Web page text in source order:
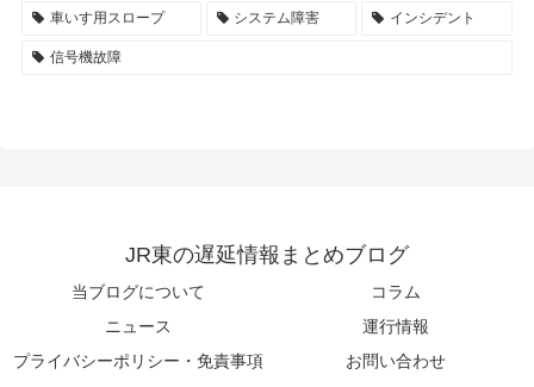
車いす用スロープ システム障害 インシデント
信号機故障
JR東の遅延情報まとめブログ
当ブログについて
コラム
ニュース
運行情報
プライバシーポリシー・免責事項
お問い合わせ